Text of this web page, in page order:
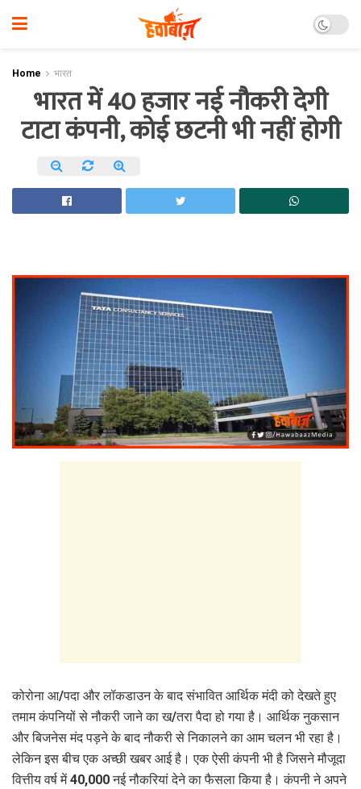
Home भारत
भारत में 40 हजार नई नौकरी देगी
टाटा कंपनी, कोई छटनी भी नहीं होगी
कोरोना आ/पदा और लॉकडाउन के बाद संभावित आर्थिक मंदी को देखते हुए
तमाम कंपनियों से नौकरी जाने का ख/तरा पैदा हो गया है। आर्थिक नुकसान
और बिजनेस मंद पड़ने के बाद नौकरी से निकालने का आम चलन भी रहा है।
लेकिन इस बीच एक अच्छी खबर आई है। एक ऐसी कंपनी भी है जिसने मौजूदा
वित्तीय वर्ष में 40,000 नई नौकरियां देने का फैसला किया है। कंपनी ने अपने